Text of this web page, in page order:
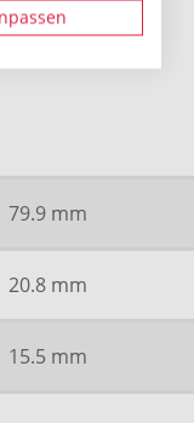
79.9 mm
20.8 mm
15.5 mm